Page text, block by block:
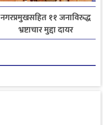
नगरप्रमुखसहित ११ जनाविरुद्ध
भ्रष्टाचार मुद्दा दायर